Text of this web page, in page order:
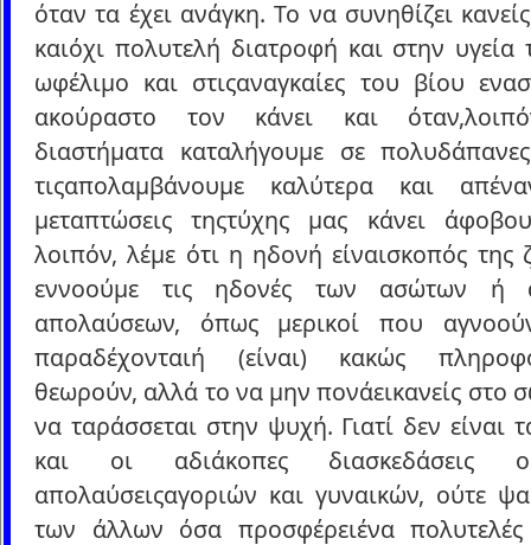
όταν τα έχει ανάγκη. Το να συνηθίζει
καιόχι πολυτελή διατροφή και στην υγεία
ωφέλιμο και στιςαναγκαίες του βίου
ακούραστο τον κάνει και
διαστήματα καταλήγουμε σε πολυδάπανες
τιςαπολαμβάνουμε καλύτερα και
μεταπτώσεις τηςτύχης μας κάνει
λοιπόν, λέμε ότι η ηδονή είναισκοπός της
εννοούμε τις ηδονές των ασώτων ή
απολαύσεων, όπως μερικοί που
παραδέχονταιή (είναι) κακώς
θεωρούν, αλλά το να μην πονάεικανείς στο
να ταράσσεται στην ψυχή. Γιατί δεν είναι
και οι αδιάκοπες διασκεδάσεις
απολαύσειςαγοριών και γυναικών, ούτε
των άλλων όσα προσφέρειένα πολυτελές